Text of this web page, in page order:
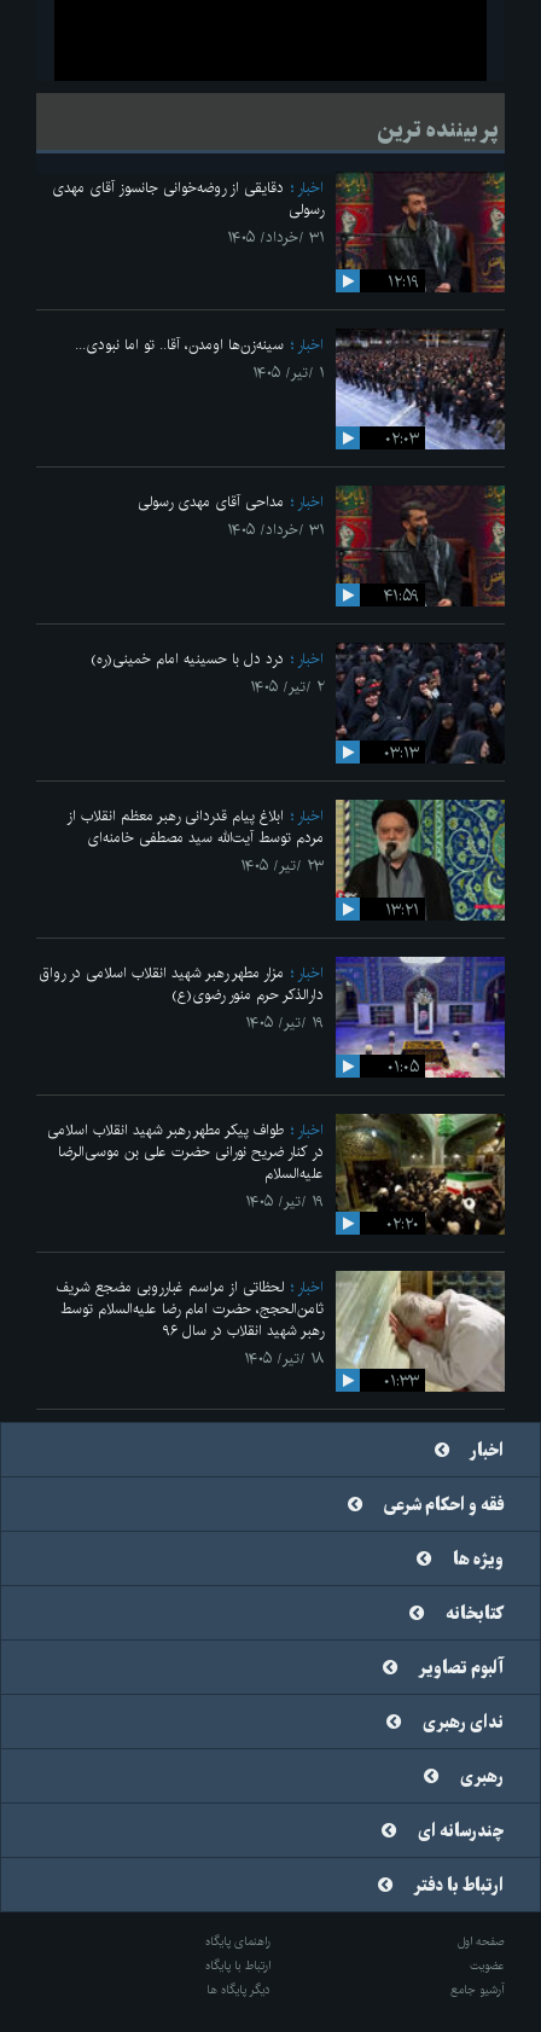
لحظاتی از قرائت زیارت اربعین امام حسین(ع) در مراسم عزاداری هیئات
پر بیننده ترین
۱۲:۱۹
اخبار
دقایقی از روضه‌خوانی جانسوز آقای مهدی
رسولی
۳۱ /خرداد/ ۱۴۰۵
۰۲:۰۳
اخبار
سینه‌زن‌ها اومدن،‌ آقا.. تو اما نبودی...
۱ /تیر/ ۱۴۰۵
۴۱:۵۹
اخبار
مداحی آقای مهدی رسولی
۳۱ /خرداد/ ۱۴۰۵
۰۳:۱۳
اخبار
درد دل با حسینیه امام خمینی(ره)
۲ /تیر/ ۱۴۰۵
۱۳:۲۱
اخبار
ابلاغ پیام قدردانی رهبر معظم انقلاب از
مردم توسط آیت‌الله سید مصطفی خامنه‌ای
۲۳ /تیر/ ۱۴۰۵
۰۱:۰۵
اخبار
مزار مطهر رهبر شهید انقلاب اسلامی در رواق
دارالذکر حرم منور رضوی(ع)
۱۹ /تیر/ ۱۴۰۵
۰۲:۲۰
اخبار
طواف پیکر مطهر رهبر شهید انقلاب اسلامی
در کنار ضریح نورانی حضرت علی‌ بن موسی‌الرضا
علیه‌السلام
۱۹ /تیر/ ۱۴۰۵
۰۱:۳۳
اخبار
لحظاتی از مراسم غبارروبی مضجع شریف
ثامن‌الحجج، حضرت امام رضا علیه‌السلام توسط
رهبر شهید انقلاب در سال ۹۶
۱۸ /تیر/ ۱۴۰۵
اخبار
فقه و احکام شرعی
ویژه ها
کتابخانه
آلبوم تصاویر
ندای رهبری
رهبری
چندرسانه ای
ارتباط با دفتر
صفحه اول
راهنمای پایگاه
عضویت
ارتباط با پایگاه
آرشیو جامع
دیگر پایگاه ها